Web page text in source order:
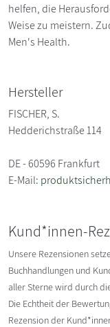
helfen, die
Weise zu meistern.
Men's Health.
Hersteller
FISCHER, S.
Hedderichstraße 114
DE - 60596 Frankfurt
E-Mail:
Kund*innen-
Unsere Rezensionen
Buchhandlungen und
aller Sterne wird durch
Die Echtheit der
Rezension der